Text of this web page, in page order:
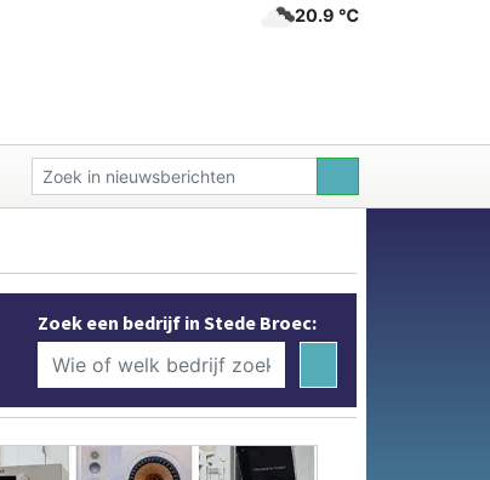
20.9 ℃
Zoek een bedrijf in Stede Broec: